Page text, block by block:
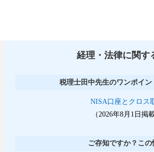
経理・法律に関す
税理士田中先生のワンポイン
NISA口座とクロス
（2026年8月1日掲載
ご存知ですか？この